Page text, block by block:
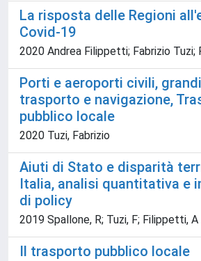
La risposta delle Regioni
Covid-19
2020 Andrea Filippetti; Fabrizio
Porti e aeroporti civili,
trasporto e navigazione,
pubblico locale
2020 Tuzi, Fabrizio
Aiuti di Stato e disparità
Italia, analisi quantitativa e
di policy
2019 Spallone, R; Tuzi, F; Filippetti, A
Il trasporto pubblico locale